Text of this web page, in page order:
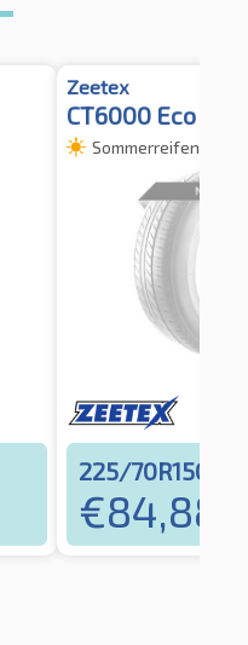
Zeetex
CT6000 Eco
Sommerreifen
225/70R15C
€84,88